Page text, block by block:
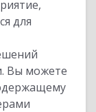
для
Вы можете